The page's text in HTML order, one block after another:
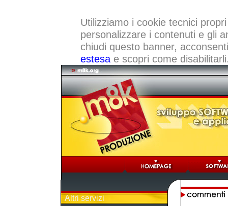
Utilizziamo i cookie tecnici
personalizzare i contenuti e gli
chiudi questo banner,
estesae scopri come
Altri servizi